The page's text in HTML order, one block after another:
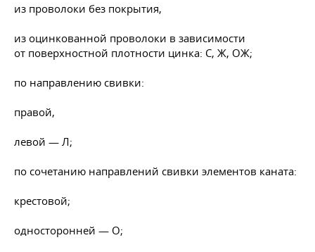
из проволоки без покрытия,
из оцинкованной проволоки в зависимости
от поверхностной плотности цинка: С, Ж, ОЖ;
по направлению свивки:
правой,
левой — Л;
по сочетанию направлений свивки элементов каната:
крестовой;
односторонней — О;